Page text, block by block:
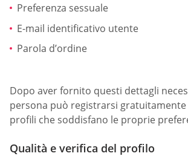
Preferenza sessuale
E-mail identificativo utente
Parola d’ordine
Dopo aver fornito questi dettagli
persona può registrarsi
profili che soddisfano le proprie
Qualità e verifica del profilo